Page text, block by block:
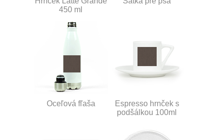
450 ml
Oceľová fľaša
Espresso hrnček s
podšálkou 100ml